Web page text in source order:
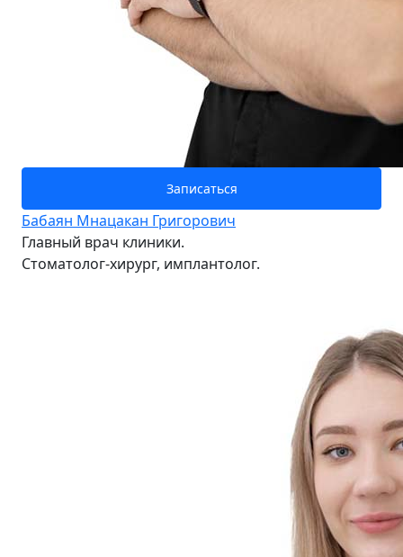
Записаться
Бабаян Мнацакан Григорович
Главный врач клиники.
Стоматолог-хирург, имплантолог.